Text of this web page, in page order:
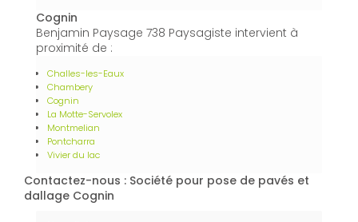
Cognin
Benjamin Paysage 738 Paysagiste intervient à
proximité de :
Challes-les-Eaux
Chambery
Cognin
La Motte-Servolex
Montmelian
Pontcharra
Vivier du lac
Contactez-nous : Société pour pose de pavés et
dallage Cognin